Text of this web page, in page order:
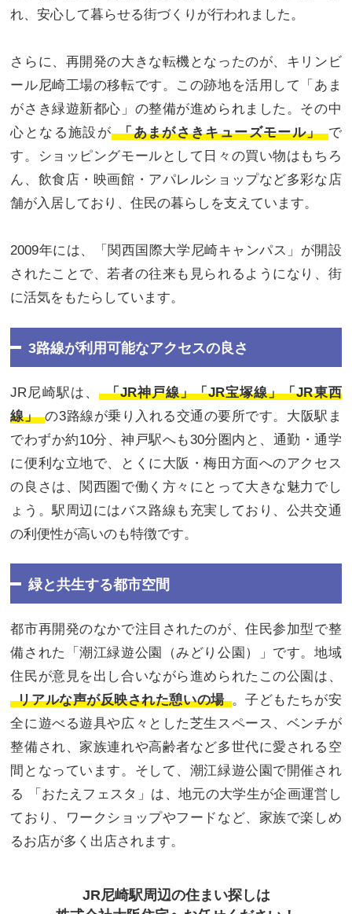
れ、安心して暮らせる街づくりが行われました。
さらに、再開発の大きな転機となったのが、キリンビ
ール尼崎工場の移転です。この跡地を活用して「あま
がさき緑遊新都心」の整備が進められました。その中
心となる施設が 「あまがさきキューズモール」 で
す。ショッピングモールとして日々の買い物はもちろ
ん、飲食店・映画館・アパレルショップなど多彩な店
舗が入居しており、住民の暮らしを支えています。
2009年には、「関西国際大学尼崎キャンパス」が開設
されたことで、若者の往来も見られるようになり、街
に活気をもたらしています。
3路線が利用可能なアクセスの良さ
JR尼崎駅は、
「JR神戸線」「JR宝塚線」「JR東西
線」 の3路線が乗り入れる交通の要所です。大阪駅ま
でわずか約10分、神戸駅へも30分圏内と、通勤・通学
に便利な立地で、とくに大阪・梅田方面へのアクセス
の良さは、関西圏で働く方々にとって大きな魅力でし
ょう。駅周辺にはバス路線も充実しており、公共交通
の利便性が高いのも特徴です。
緑と共生する都市空間
都市再開発のなかで注目されたのが、住民参加型で整
備された「潮江緑遊公園（みどり公園）」です。地域
住民が意見を出し合いながら進められたこの公園は、
リアルな声が反映された憩いの場 。子どもたちが安
全に遊べる遊具や広々とした芝生スペース、ベンチが
整備され、家族連れや高齢者など多世代に愛される空
間となっています。そして、潮江緑遊公園で開催され
る 「おたえフェスタ」は、地元の大学生が企画運営し
ており、ワークショップやフードなど、家族で楽しめ
るお店が多く出店されます。
JR尼崎駅周辺の住まい探しは